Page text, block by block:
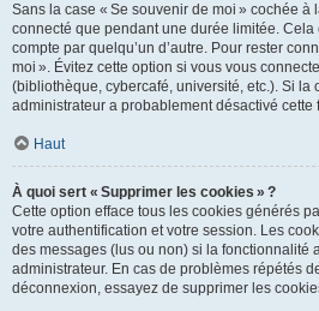
Sans la case « Se souvenir de moi » cochée à
connecté que pendant une durée limitée. Cela
compte par quelqu’un d’autre. Pour rester
moi ». Évitez cette option si vous vous
(bibliothèque, cybercafé, université, etc.). Si la
administrateur a probablement désactivé cette
Haut
À quoi sert « Supprimer les cookies » ?
Cette option efface tous les cookies générés
votre authentification et votre session. Les
des messages (lus ou non) si la fonctionnalité
administrateur. En cas de problèmes répétés
déconnexion, essayez de supprimer les